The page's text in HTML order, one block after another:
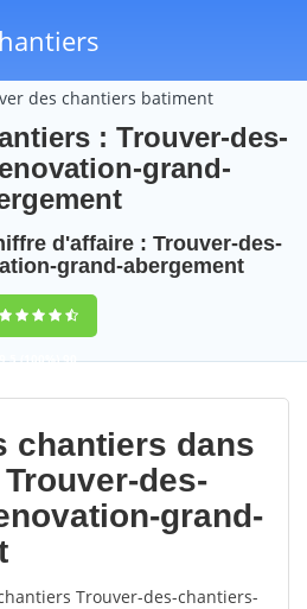
des chantiers batiment
: Trouver-des-
grand-
d'affaire : Trouver-des-
grand-abergement
9,5(100%)90
votes
chantiers dans
des-
grand-
Trouver-des-chantiers-